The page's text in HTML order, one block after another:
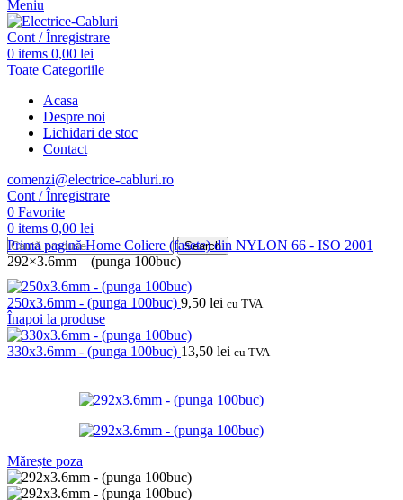
Meniu
Cont / Înregistrare
0 items 0,00 lei
Toate Categoriile
Acasa
Despre noi
Lichidari de stoc
Contact
comenzi@electrice-cabluri.ro
Cont / Înregistrare
0 Favorite
0 items 0,00 lei
Search
Prima paginăHome Coliere (fasete) din NYLON 66 - ISO 2001
292×3.6mm – (punga 100buc)
250x3.6mm - (punga 100buc) 9,50 lei cu TVA
Înapoi la produse
330x3.6mm - (punga 100buc) 13,50 lei cu TVA
Mărește poza